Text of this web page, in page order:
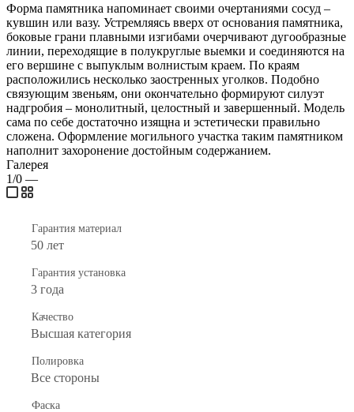
Форма памятника напоминает своими очертаниями сосуд –
кувшин или вазу. Устремляясь вверх от основания памятника,
боковые грани плавными изгибами очерчивают дугообразные
линии, переходящие в полукруглые выемки и соединяются на
его вершине с выпуклым волнистым краем. По краям
расположились несколько заостренных уголков. Подобно
связующим звеньям, они окончательно формируют силуэт
надгробия – монолитный, целостный и завершенный. Модель
сама по себе достаточно изящна и эстетически правильно
сложена. Оформление могильного участка таким памятником
наполнит захоронение достойным содержанием.
Галерея
1/0 —
Гарантия материал
50 лет
Гарантия установка
3 года
Качество
Высшая категория
Полировка
Все стороны
Фаска